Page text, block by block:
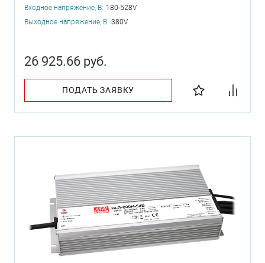
Входное напряжение, В: 180-528V
Выходное напряжение, В: 380V
26 925.66 руб.
ПОДАТЬ ЗАЯВКУ